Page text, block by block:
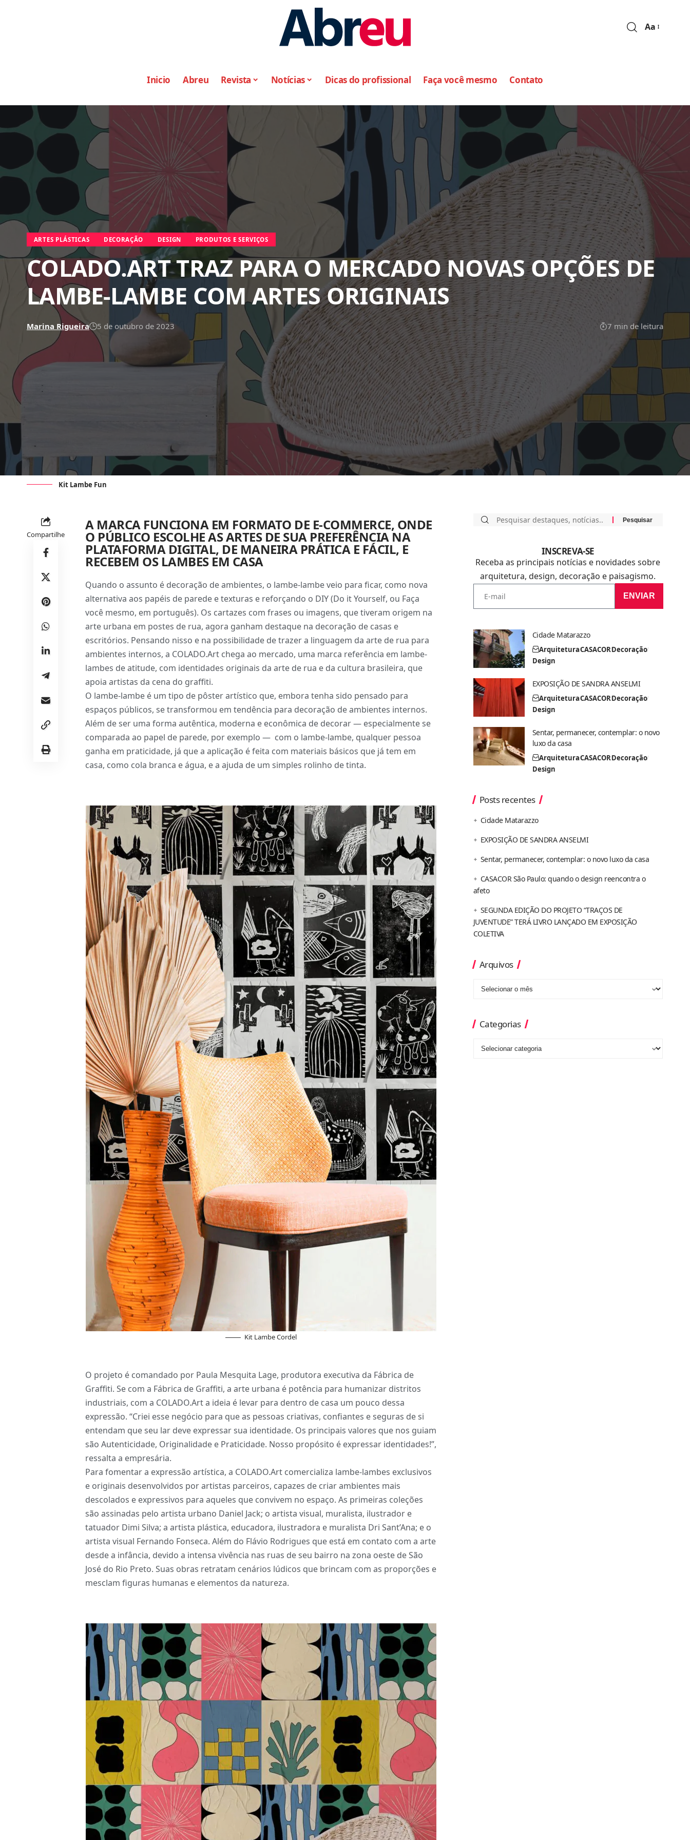
Aa
Inicio Abreu Revista Notícias Dicas do profissional Faça você mesmo Contato
ARTES PLÁSTICAS DECORAÇÃO DESIGN PRODUTOS E SERVIÇOS
COLADO.ART TRAZ PARA O MERCADO NOVAS OPÇÕES DE
LAMBE-LAMBE COM ARTES ORIGINAIS
Marina Rigueira 5 de outubro de 2023 7 min de leitura
Kit Lambe Fun
Compartilhe
A MARCA FUNCIONA EM FORMATO DE E-COMMERCE, ONDE
O PÚBLICO ESCOLHE AS ARTES DE SUA PREFERÊNCIA NA
PLATAFORMA DIGITAL, DE MANEIRA PRÁTICA E FÁCIL, E
RECEBEM OS LAMBES EM CASA
Quando o assunto é decoração de ambientes, o lambe-lambe veio para ficar, como nova
alternativa aos papéis de parede e texturas e reforçando o DIY (Do it Yourself, ou Faça
você mesmo, em português). Os cartazes com frases ou imagens, que tiveram origem na
arte urbana em postes de rua, agora ganham destaque na decoração de casas e
escritórios. Pensando nisso e na possibilidade de trazer a linguagem da arte de rua para
ambientes internos, a COLADO.Art chega ao mercado, uma marca referência em lambe-
lambes de atitude, com identidades originais da arte de rua e da cultura brasileira, que
apoia artistas da cena do graffiti.
O lambe-lambe é um tipo de pôster artístico que, embora tenha sido pensado para
espaços públicos, se transformou em tendência para decoração de ambientes internos.
Além de ser uma forma autêntica, moderna e econômica de decorar — especialmente se
comparada ao papel de parede, por exemplo — com o lambe-lambe, qualquer pessoa
ganha em praticidade, já que a aplicação é feita com materiais básicos que já tem em
casa, como cola branca e água, e a ajuda de um simples rolinho de tinta.
Kit Lambe Cordel
O projeto é comandado por Paula Mesquita Lage, produtora executiva da Fábrica de
Graffiti. Se com a Fábrica de Graffiti, a arte urbana é potência para humanizar distritos
industriais, com a COLADO.Art a ideia é levar para dentro de casa um pouco dessa
expressão. “Criei esse negócio para que as pessoas criativas, confiantes e seguras de si
entendam que seu lar deve expressar sua identidade. Os principais valores que nos guiam
são Autenticidade, Originalidade e Praticidade. Nosso propósito é expressar identidades!”,
ressalta a empresária.
Para fomentar a expressão artística, a COLADO.Art comercializa lambe-lambes exclusivos
e originais desenvolvidos por artistas parceiros, capazes de criar ambientes mais
descolados e expressivos para aqueles que convivem no espaço. As primeiras coleções
são assinadas pelo artista urbano Daniel Jack; o artista visual, muralista, ilustrador e
tatuador Dimi Silva; a artista plástica, educadora, ilustradora e muralista Dri Sant’Ana; e o
artista visual Fernando Fonseca. Além do Flávio Rodrigues que está em contato com a arte
desde a infância, devido a intensa vivência nas ruas de seu bairro na zona oeste de São
José do Rio Preto. Suas obras retratam cenários lúdicos que brincam com as proporções e
mesclam figuras humanas e elementos da natureza.
INSCREVA-SE
Receba as principais notícias e novidades sobre
arquitetura, design, decoração e paisagismo.
ENVIAR
Cidade Matarazzo
ArquiteturaCASACORDecoração
Design
EXPOSIÇÃO DE SANDRA ANSELMI
ArquiteturaCASACORDecoração
Design
Sentar, permanecer, contemplar: o novo
luxo da casa
ArquiteturaCASACORDecoração
Design
Posts recentes
Cidade Matarazzo
EXPOSIÇÃO DE SANDRA ANSELMI
Sentar, permanecer, contemplar: o novo luxo da casa
CASACOR São Paulo: quando o design reencontra o
afeto
SEGUNDA EDIÇÃO DO PROJETO “TRAÇOS DE
JUVENTUDE” TERÁ LIVRO LANÇADO EM EXPOSIÇÃO
COLETIVA
Arquivos
Categorias